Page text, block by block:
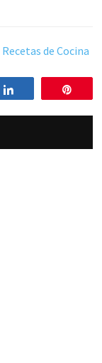
Recetas de Cocina
Compartir